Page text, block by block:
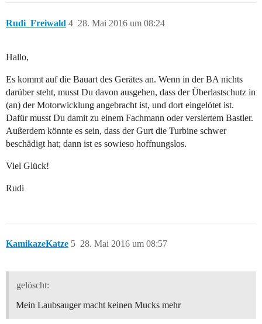
Rudi_Freiwald 28. Mai 2016 um 08:24
4
Hallo,
Es kommt auf die Bauart des Gerätes an. Wenn in der BA nichts
darüber steht, musst Du davon ausgehen, dass der Überlastschutz in
(an) der Motorwicklung angebracht ist, und dort eingelötet ist.
Dafür musst Du damit zu einem Fachmann oder versiertem Bastler.
Außerdem könnte es sein, dass der Gurt die Turbine schwer
beschädigt hat; dann ist es sowieso hoffnungslos.
Viel Glück!
Rudi
KamikazeKatze 28. Mai 2016 um 08:57
5
gelöscht:
Mein Laubsauger macht keinen Mucks mehr